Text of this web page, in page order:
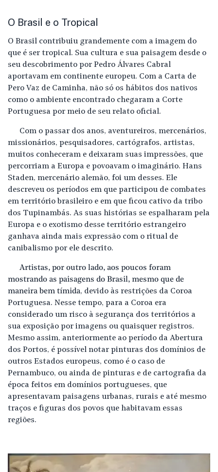
O Brasil e o Tropical
O Brasil contribuiu grandemente com a imagem do
que é ser tropical. Sua cultura e sua paisagem desde o
seu descobrimento por Pedro Álvares Cabral
aportavam em continente europeu. Com a Carta de
Pero Vaz de Caminha, não só os hábitos dos nativos
como o ambiente encontrado chegaram a Corte
Portuguesa por meio de seu relato oficial.
Com o passar dos anos, aventureiros, mercenários,
missionários, pesquisadores, cartógrafos, artistas,
muitos conheceram e deixaram suas impressões, que
percorriam a Europa e povoavam o imaginário. Hans
Staden, mercenário alemão, foi um desses. Ele
descreveu os períodos em que participou de combates
em território brasileiro e em que ficou cativo da tribo
dos Tupinambás. As suas histórias se espalharam pela
Europa e o exotismo desse território estrangeiro
ganhava ainda mais expressão com o ritual de
canibalismo por ele descrito.
Artistas, por outro lado, aos poucos foram
mostrando as paisagens do Brasil, mesmo que de
maneira bem tímida, devido às restrições da Coroa
Portuguesa. Nesse tempo, para a Coroa era
considerado um risco à segurança dos territórios a
sua exposição por imagens ou quaisquer registros.
Mesmo assim, anteriormente ao período da Abertura
dos Portos, é possível notar pinturas dos domínios de
outros Estados europeus, como é o caso de
Pernambuco, ou ainda de pinturas e de cartografia da
época feitos em domínios portugueses, que
apresentavam paisagens urbanas, rurais e até mesmo
traços e figuras dos povos que habitavam essas
regiões.